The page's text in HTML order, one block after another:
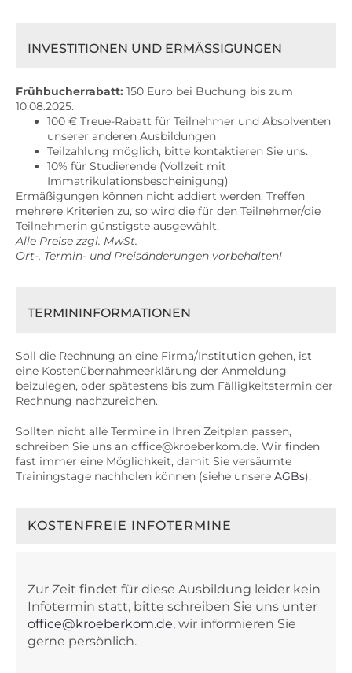
INVESTITIONEN UND ERMÄSSIGUNGEN
Frühbucherrabatt: 150 Euro bei Buchung bis zum
10.08.2025.
100 € Treue-Rabatt für Teilnehmer und Absolventen
unserer anderen Ausbildungen
Teilzahlung möglich, bitte kontaktieren Sie uns.
10% für Studierende (Vollzeit mit
Immatrikulationsbescheinigung)
Ermäßigungen können nicht addiert werden. Treffen
mehrere Kriterien zu, so wird die für den Teilnehmer/die
Teilnehmerin günstigste ausgewählt.
Alle Preise zzgl. MwSt.
Ort-, Termin- und Preisänderungen vorbehalten!
TERMININFORMATIONEN
Soll die Rechnung an eine Firma/Institution gehen, ist
eine Kostenübernahmeerklärung der Anmeldung
beizulegen, oder spätestens bis zum Fälligkeitstermin der
Rechnung nachzureichen.
Sollten nicht alle Termine in Ihren Zeitplan passen,
schreiben Sie uns an office@kroeberkom.de. Wir finden
fast immer eine Möglichkeit, damit Sie versäumte
Trainingstage nachholen können (siehe unsere AGBs).
KOSTENFREIE INFOTERMINE
Zur Zeit findet für diese Ausbildung leider kein
Infotermin statt, bitte schreiben Sie uns unter
office@kroeberkom.de, wir informieren Sie
gerne persönlich.